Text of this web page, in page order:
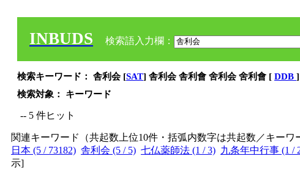
INBUDS 検索語入力欄：
検索キーワード： 舎利会 [SAT] 舎利会 舎利會 舍利会 舍利會 [ DDB ]
検索対象： キーワード
-- 5 件ヒット
関連キーワード（共起数上位10件・括弧内数字は共起数／キー
日本 (5 / 73182) 舎利会 (5 / 5) 七仏薬師法 (1 / 3) 九条年中行事 (1 /
示]